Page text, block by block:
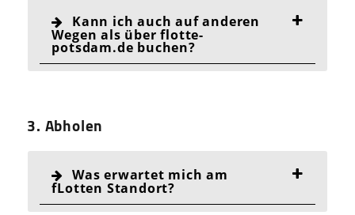
Kann ich auch auf anderen
Wegen als über flotte-
potsdam.de buchen?
3. Abholen
Was erwartet mich am
fLotten Standort?